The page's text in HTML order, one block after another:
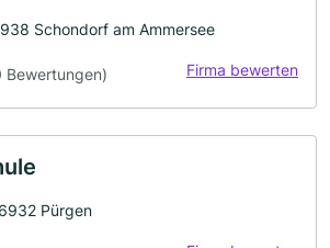
Schondorf am Ammersee
Bewertungen) Firma bewerten
Pürgen